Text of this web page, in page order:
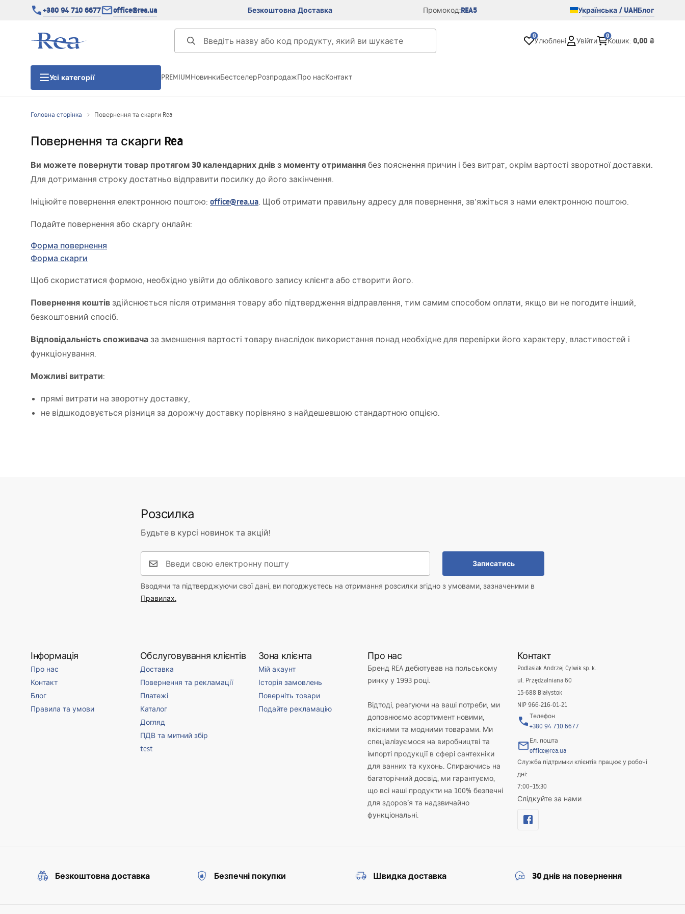
+380 94 710 6677 office@rea.ua Безкоштовна Доставка Промокод:REA5 Українська / UAHБлог
0
Улюблені Увійти
0
Кошик: 0,00 ₴
Усі категорії
Душові піддони
Ванни та душові шторки
Душові гарнітури
Аксесуари та меблі для
PREMIUMНовинкиБестселерРозпродажПро насКонтакт
Головна сторінка Повернення та скарги Rea
Повернення та скарги Rea
Ви можете повернути товар протягом 30 календарних днів з моменту отримання без пояснення причин і без витрат, окрім вартості зворотної доставки.
Для дотримання строку достатньо відправити посилку до його закінчення.
Ініціюйте повернення електронною поштою: office@rea.ua. Щоб отримати правильну адресу для повернення, зв’яжіться з нами електронною поштою.
Подайте повернення або скаргу онлайн:
Форма повернення
Форма скарги
Щоб скористатися формою, необхідно увійти до облікового запису клієнта або створити його.
Повернення коштів здійснюється після отримання товару або підтвердження відправлення, тим самим способом оплати, якщо ви не погодите інший,
безкоштовний спосіб.
Відповідальність споживача за зменшення вартості товару внаслідок використання понад необхідне для перевірки його характеру, властивостей і
функціонування.
Можливі витрати:
прямі витрати на зворотну доставку,
не відшкодовується різниця за дорожчу доставку порівняно з найдешевшою стандартною опцією.
Розсилка
Будьте в курсі новинок та акцій!
Записатись
Вводячи та підтверджуючи свої дані, ви погоджуєтесь на отримання розсилки згідно з умовами, зазначеними в
Правилах.
Інформація
Про нас
Контакт
Блог
Правила та умови
Обслуговування клієнтів
Доставка
Повернення та рекламації
Платежі
Каталог
Догляд
ПДВ та митний збір
test
Зона клієнта
Мій акаунт
Історія замовлень
Поверніть товари
Подайте рекламацію
Про нас
Бренд REA дебютував на польському
ринку у 1993 році.
Відтоді, реагуючи на ваші потреби, ми
доповнюємо асортимент новими,
якісними та модними товарами. Ми
спеціалізуємося на виробництві та
імпорті продукції в сфері сантехніки
для ванних та кухонь. Спираючись на
багаторічний досвід, ми гарантуємо,
що всі наші продукти на 100% безпечні
для здоров’я та надзвичайно
функціональні.
Контакт
Podlasiak Andrzej Cylwik sp. k.
ul. Przędzalniana 60
15-688 Białystok
NIP 966-216-01-21
Телефон
+380 94 710 6677
Ел. пошта
office@rea.ua
Служба підтримки клієнтів працює у робочі
дні:
7:00–15:30
Слідкуйте за нами
Безкоштовна доставка Безпечні покупки Швидка доставка 30 днів на повернення